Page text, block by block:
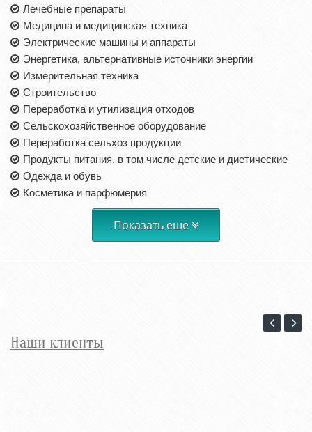
Лечебные препараты
Медицина и медицинская техника
Электрические машины и аппараты
Энергетика, альтернативные источники энергии
Измерительная техника
Строительство
Переработка и утилизация отходов
Сельскохозяйственное оборудование
Переработка сельхоз продукции
Продукты питания, в том числе детские и диетические
Одежда и обувь
Косметика и парфюмерия
Показать еще
Наши клиенты